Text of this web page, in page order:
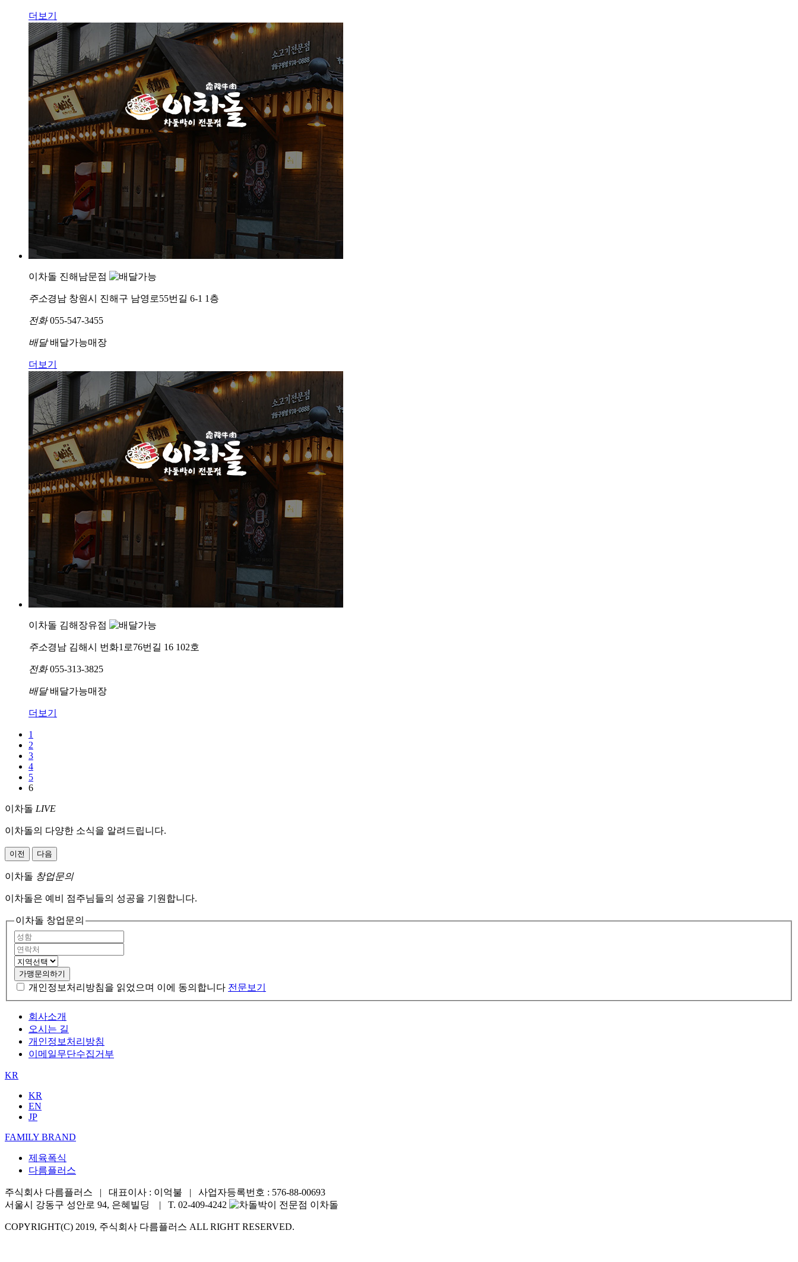
더보기
이차돌 진해남문점
주소경남 창원시 진해구 남영로55번길 6-1 1층
전화055-547-3455
배달배달가능매장
더보기
이차돌 김해장유점
주소경남 김해시 번화1로76번길 16 102호
전화055-313-3825
배달배달가능매장
더보기
1
2
3
4
5
6
이차돌 LIVE
이차돌의 다양한 소식을 알려드립니다.
이전 다음
이차돌 창업문의
이차돌은 예비 점주님들의 성공을 기원합니다.
이차돌 창업문의
가맹문의하기
개인정보처리방침을 읽었으며 이에 동의합니다 전문보기
회사소개
오시는 길
개인정보처리방침
이메일무단수집거부
KR
KR
EN
JP
FAMILY BRAND
제육폭식
다름플러스
주식회사 다름플러스 | 대표이사 : 이억불 | 사업자등록번호 : 576-88-00693
서울시 강동구 성안로 94, 은혜빌딩 | T. 02-409-4242
COPYRIGHT(C) 2019, 주식회사 다름플러스 ALL RIGHT RESERVED.